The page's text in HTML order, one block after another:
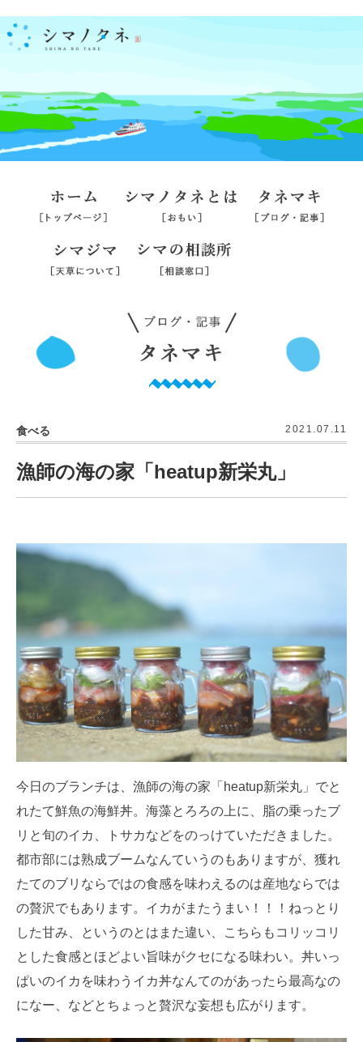
ホーム シマノタネとは
シマジマ
食べる 2021.07.11
漁師の海の家「heatup新栄丸」
今日のブランチは、漁師の海の家「heatup新栄丸」でと
れたて鮮魚の海鮮丼。海藻とろろの上に、脂の乗ったブ
リと旬のイカ、トサカなどをのっけていただきました。
都市部には熟成ブームなんていうのもありますが、獲れ
たてのブリならではの食感を味わえるのは産地ならでは
の贅沢でもあります。イカがまたうまい！！！ねっとり
した甘み、というのとはまた違い、こちらもコリッコリ
とした食感とほどよい旨味がクセになる味わい。丼いっ
ぱいのイカを味わうイカ丼なんてのがあったら最高なの
になー、などとちょっと贅沢な妄想も広がります。